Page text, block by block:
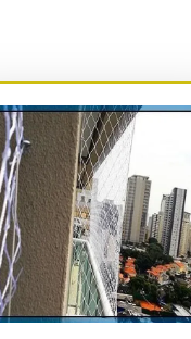
estrutural de
valores superiores
cm (aplicação pet
de fio entre 2.0 mm
virgem passa por
sob radiação UV
PEAD
3x3